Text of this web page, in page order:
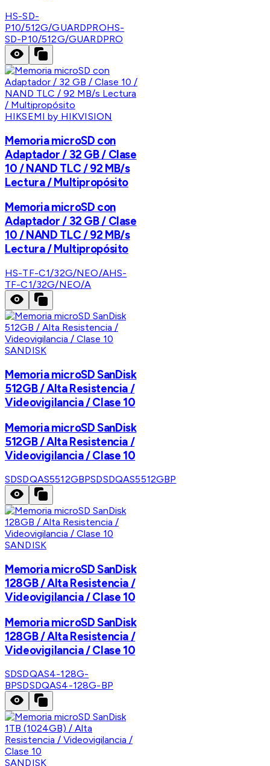
HS-SD-
P10/512G/GUARDPROHS-
SD-P10/512G/GUARDPRO
HIKSEMI by HIKVISION
Memoria microSD con
Adaptador / 32 GB / Clase
10 / NAND TLC / 92 MB/s
Lectura / Multipropósito
Memoria microSD con
Adaptador / 32 GB / Clase
10 / NAND TLC / 92 MB/s
Lectura / Multipropósito
HS-TF-C1/32G/NEO/AHS-
TF-C1/32G/NEO/A
SANDISK
Memoria microSD SanDisk
512GB / Alta Resistencia /
Videovigilancia / Clase 10
Memoria microSD SanDisk
512GB / Alta Resistencia /
Videovigilancia / Clase 10
SDSDQAS5512GBPSDSDQAS5512GBP
SANDISK
Memoria microSD SanDisk
128GB / Alta Resistencia /
Videovigilancia / Clase 10
Memoria microSD SanDisk
128GB / Alta Resistencia /
Videovigilancia / Clase 10
SDSDQAS4-128G-
BPSDSDQAS4-128G-BP
SANDISK